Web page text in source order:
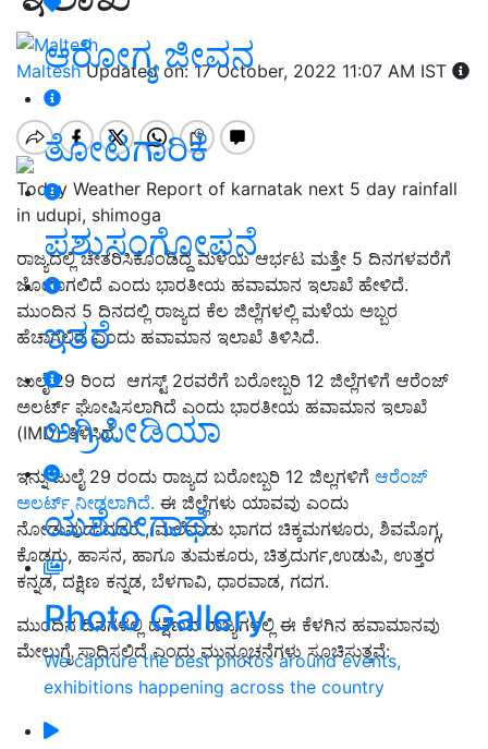
ಆರೋಗ್ಯ ಜೀವನ
ತೋಟಗಾರಿಕೆ
ಪಶುಸಂಗೋಪನೆ
ಇತರೆ
ಅಗ್ರಿಪೀಡಿಯಾ
ಯಶೋಗಾಥೆ
Photo Gallery
We capture the best photos around events,
exhibitions happening across the country
MalteshUpdated on: 17 October, 2022 11:07 AM IST
Today Weather Report of karnatak next 5 day rainfall
in udupi, shimoga
ರಾಜ್ಯದಲ್ಲಿ ಚೇತರಿಸಿಕೊಂಡಿದ್ದ ಮಳೆಯ ಆರ್ಭಟ ಮತ್ತೇ 5 ದಿನಗಳವರೆಗೆ
ಜೋರಾಗಲಿದೆ ಎಂದು ಭಾರತೀಯ ಹವಾಮಾನ ಇಲಾಖೆ ಹೇಳಿದೆ.
ಮುಂದಿನ 5 ದಿನದಲ್ಲಿ ರಾಜ್ಯದ ಕೆಲ ಜಿಲ್ಲೆಗಳಲ್ಲಿ ಮಳೆಯ ಅಬ್ಬರ
ಹೆಚಾಗಲಿದೆ ಎಂದು ಹವಾಮಾನ ಇಲಾಖೆ ತಿಳಿಸಿದೆ.
ಜುಲೈ 29 ರಿಂದ ಆಗಸ್ಟ್‌ 2ರವರೆಗೆ ಬರೋಬ್ಬರಿ 12 ಜಿಲ್ಲೆಗಳಿಗೆ ಆರೆಂಜ್‌
ಅಲರ್ಟ್‌ ಘೋಷಿಸಲಾಗಿದೆ ಎಂದು ಭಾರತೀಯ ಹವಾಮಾನ ಇಲಾಖೆ
(IMD) ತಿಳಿಸಿದೆ.
ಇನ್ನು ಜುಲೈ 29 ರಂದು ರಾಜ್ಯದ ಬರೋಬ್ಬರಿ 12 ಜಿಲ್ಲಗಳಿಗೆ ಆರೆಂಜ್‌
ಅಲರ್ಟ್‌ ನೀಡಲಾಗಿದೆ. ಈ ಜಿಲ್ಲೆಗಳು ಯಾವವು ಎಂದು
ನೋಡುವುದಾದದರೆ , ಮಲೆನಾಡು ಭಾಗದ ಚಿಕ್ಕಮಗಳೂರು, ಶಿವಮೊಗ್ಗ,
ಕೊಡಗು, ಹಾಸನ, ಹಾಗೂ ತುಮಕೂರು, ಚಿತ್ರದುರ್ಗ,ಉಡುಪಿ, ಉತ್ತರ
ಕನ್ನಡ, ದಕ್ಷಿಣ ಕನ್ನಡ, ಬೆಳಗಾವಿ, ಧಾರವಾಡ, ಗದಗ.
ಮುಂದಿನ ದಿನಗಳಲ್ಲಿ ದಕ್ಷಿಣದ ರಾಜ್ಯಗಳಲ್ಲಿ ಈ ಕೆಳಗಿನ ಹವಾಮಾನವು
ಮೇಲುಗೈ ಸಾಧಿಸಲಿದೆ ಎಂದು ಮುನ್ಸೂಚನೆಗಳು ಸೂಚಿಸುತ್ತವೆ: